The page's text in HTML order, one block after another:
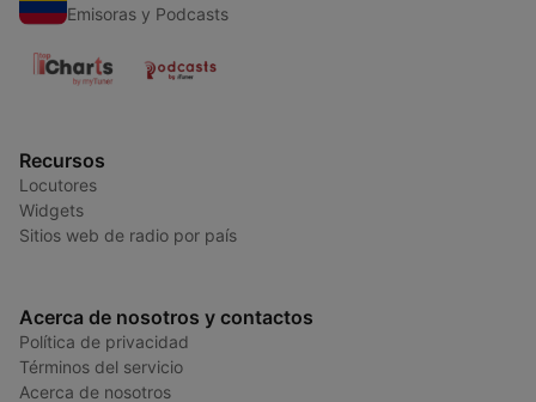
Emisoras y Podcasts
Recursos
Locutores
Widgets
Sitios web de radio por país
Acerca de nosotros y contactos
Política de privacidad
Términos del servicio
Acerca de nosotros